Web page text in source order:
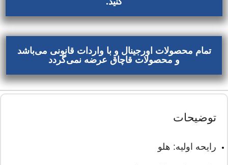
تمام محصولات اورجینال و با واردات قانونی می‌باشد
و محصولات قاچاق عرضه نمی‌گردد
توضیحات
رایحه اولیه: هلو